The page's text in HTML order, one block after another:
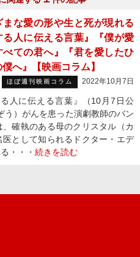
まな愛の形や生と死が現れる
る人に伝える言葉』『僕が愛
べての君へ』『君を愛したひ
僕へ』【映画コラム】
ほぼ週刊映画コラム 2022年10月7日
る人に伝える言葉』（10月7日公
）がんを患った演劇教師のバン
確執のある母のクリスタル（カ
医として知られるドクター・エデ
・・・ 続きを読む